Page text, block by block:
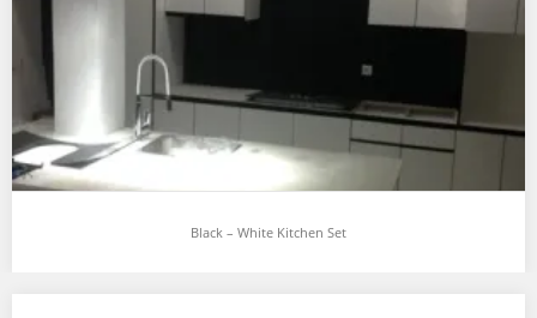
Black – White Kitchen Set